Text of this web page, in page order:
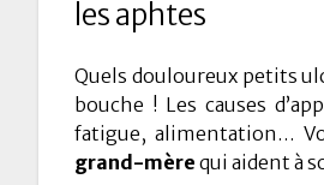
les aphtes
Quels douloureux petits
bouche ! Les causes
fatigue, alimentation…
grand-mère qui aident à